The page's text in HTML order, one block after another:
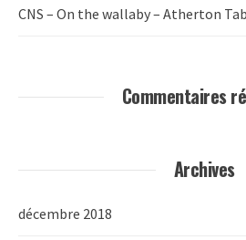
CNS – On the wallaby – Atherton
Commentaires
Archives
décembre 2018